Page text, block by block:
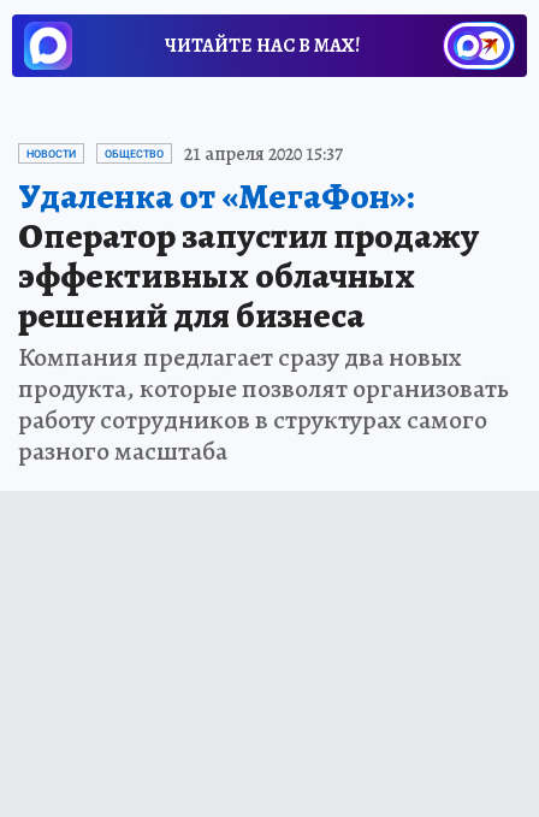
ЧИТАЙТЕ НАС В МАХ!
НОВОСТИ ОБЩЕСТВО 21 апреля 2020 15:37
Удаленка от «МегаФон»:
Оператор запустил продажу
эффективных облачных
решений для бизнеса
Компания предлагает сразу два новых
продукта, которые позволят организовать
работу сотрудников в структурах самого
разного масштаба